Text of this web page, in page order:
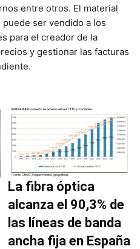
entre otros. El material
ser vendido a los
para el creador de la
y gestionar las facturas
La fibra óptica
alcanza el 90,3% de
las líneas de banda
ancha fija en España